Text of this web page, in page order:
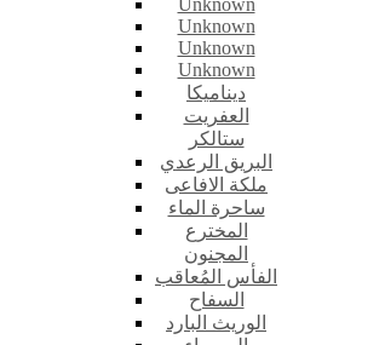
Unknown
Unknown
Unknown
Unknown
ديناميكا
العفريت
ستالكر
البريق الرعدي
ملكة الافاعى
ساحرة الماء
المخترع
المجنون
الفأس المُعاقب
السفاح
الوريث البارد